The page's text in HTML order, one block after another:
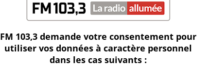
FM 103,3 demande votre consentement pour
utiliser vos données à caractère personnel
dans les cas suivants :